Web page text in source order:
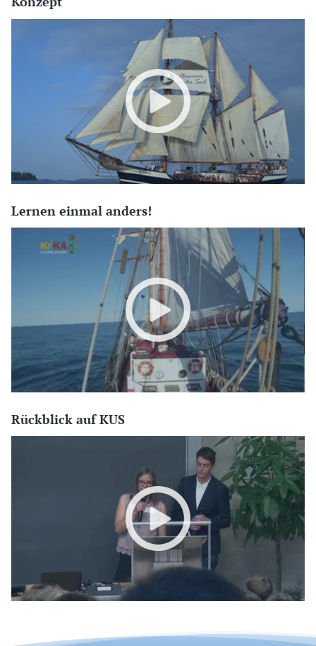
Lernen einmal anders!
Rückblick auf KUS